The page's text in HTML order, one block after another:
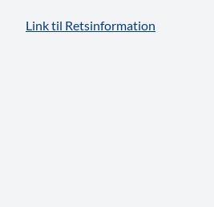
Link til Retsinformation